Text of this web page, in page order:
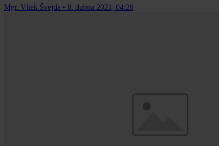
Mgr. Vítek Švejda • 8. dubna 2021, 04:28